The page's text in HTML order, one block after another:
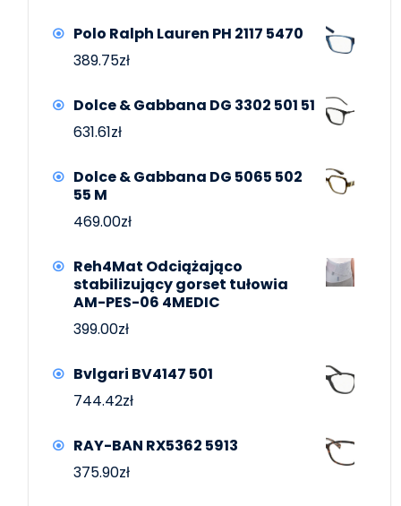
Polo Ralph Lauren PH 2117 5470
389.75zł
Dolce & Gabbana DG 3302 501 51
631.61zł
Dolce & Gabbana DG 5065 502
55 M
469.00zł
Reh4Mat Odciążająco
stabilizujący gorset tułowia
AM-PES-06 4MEDIC
399.00zł
Bvlgari BV4147 501
744.42zł
RAY-BAN RX5362 5913
375.90zł